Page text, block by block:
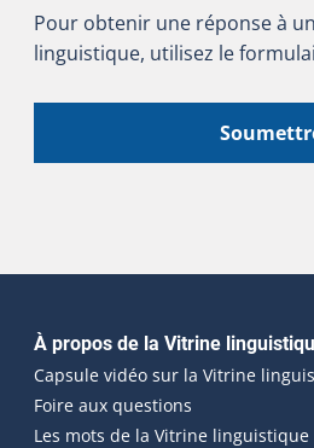
Pour obtenir une réponse à
linguistique, utilisez le
Navigation
À propos de la Vitrine
Capsule vidéo sur la Vitrine
Foire aux questions
Les mots de la Vitrine linguistique